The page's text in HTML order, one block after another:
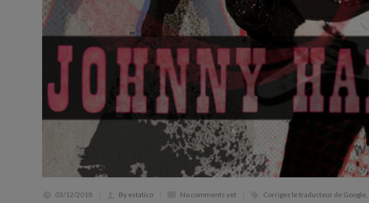
03/12/2018 By estatico No comments yet Corrigez le traducteur de Google,